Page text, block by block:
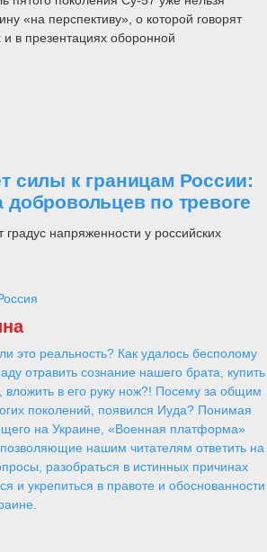
«на перспективу», о которой говорят
и в презентациях оборонной
силы к границам России:
добровольцев по тревоге
градус напряженности у российских
это реальность? Как удалось бесполому
отравить сознание нашего брата, купить
вложить в его руку нож?! Посему за общим
поколений, появился Иуда? Понимая
на Украине, «Военная платформа»
нашим читателям ответить на
разобраться в истинных причинах
и укрепиться в правоте и обоснованности